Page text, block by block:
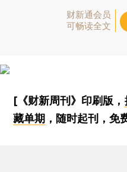
财新通会员
可畅读全文
[《财新周刊》印刷版，
藏单期 ，随时起刊，免